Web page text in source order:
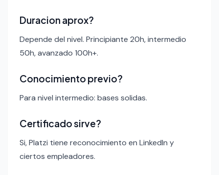
Duracion aprox?
Depende del nivel. Principiante 20h, intermedio
50h, avanzado 100h+.
Conocimiento previo?
Para nivel intermedio: bases solidas.
Certificado sirve?
Si, Platzi tiene reconocimiento en LinkedIn y
ciertos empleadores.